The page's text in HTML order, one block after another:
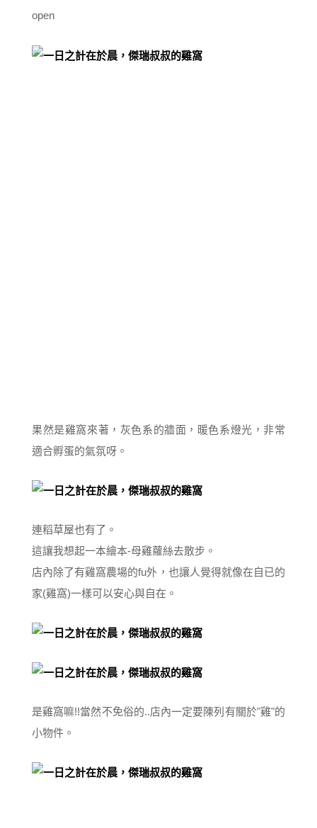
open
果然是雞窩來著，灰色系的牆面，暖色系燈光，非常
適合孵蛋的氣氛呀。
連稻草屋也有了。
這讓我想起一本繪本-母雞蘿絲去散步。
店內除了有雞窩農場的fu外，也讓人覺得就像在自已的
家(雞窩)一樣可以安心與自在。
是雞窩嘛!!當然不免俗的..店內一定要陳列有關於"雞"的
小物件。